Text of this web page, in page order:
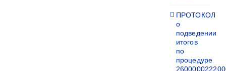
ПРОТОКОЛ
о
подведении
итогов
по
процедуре